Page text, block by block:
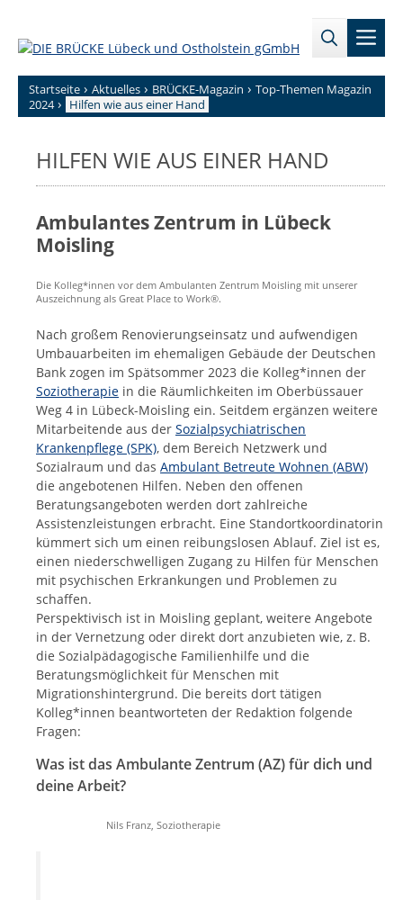
springen
→
Zur
Zum
Bereich
Startseite › Aktuelles › BRÜCKE-Magazin › Top-Themen Magazin
2024 › Hilfen wie aus einer Hand
HILFEN WIE AUS EINER HAND
Ambulantes Zentrum in Lübeck
Moisling
Die Kolleg*innen vor dem Ambulanten Zentrum Moisling mit unserer
Auszeichnung als Great Place to Work®.
Nach großem Renovierungseinsatz und aufwendigen
Umbauarbeiten im ehemaligen Gebäude der Deutschen
Bank zogen im Spätsommer 2023 die Kolleg*innen der
Soziotherapie in die Räumlichkeiten im Oberbüssauer
Weg 4 in Lübeck-Moisling ein. Seitdem ergänzen weitere
Mitarbeitende aus der Sozialpsychiatrischen
Krankenpflege (SPK), dem Bereich Netzwerk und
Sozialraum und das Ambulant Betreute Wohnen (ABW)
die angebotenen Hilfen. Neben den offenen
Beratungsangeboten werden dort zahlreiche
Assistenzleistungen erbracht. Eine Standortkoordinatorin
kümmert sich um einen reibungslosen Ablauf. Ziel ist es,
einen niederschwelligen Zugang zu Hilfen für Menschen
mit psychischen Erkrankungen und Problemen zu
schaffen.
Perspektivisch ist in Moisling geplant, weitere Angebote
in der Vernetzung oder direkt dort anzubieten wie, z. B.
die Sozialpädagogische Familienhilfe und die
Beratungsmöglichkeit für Menschen mit
Migrationshintergrund. Die bereits dort tätigen
Kolleg*innen beantworteten der Redaktion folgende
Fragen:
Was ist das Ambulante Zentrum (AZ) für dich und
deine Arbeit?
Nils Franz, Soziotherapie